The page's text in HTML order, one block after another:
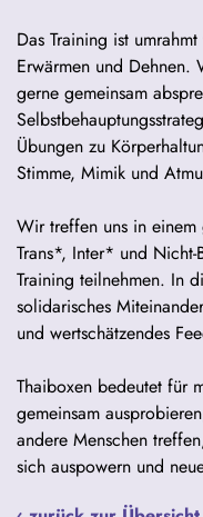
Das Training ist
Erwärmen und Dehnen.
gerne gemeinsam
Übungen zu
Stimme, Mimik und
Wir treffen uns in einem
Trans*, Inter* und
Training teilnehmen. In
solidarisches
und wertschätzendes
Thaiboxen bedeutet für
gemeinsam
andere Menschen
sich auspowern und